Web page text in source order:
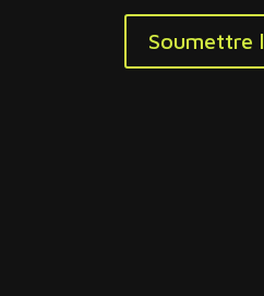
Soumettre